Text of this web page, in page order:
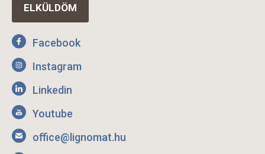
Facebook
Instagram
Linkedin
Youtube
office@lignomat.hu